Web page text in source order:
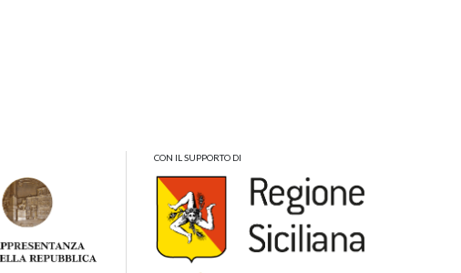
CON IL SUPPORTO DI